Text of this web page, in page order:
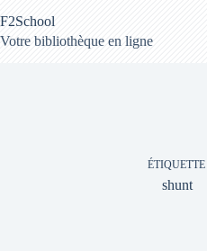
au
contenu
F2School
Votre bibliothèque en ligne
ÉTIQUETTE
shunt